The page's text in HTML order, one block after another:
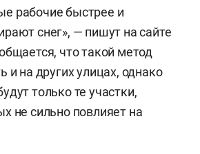
рабочие быстрее и
снег», — пишут на сайте
что такой метод
и на других улицах, однако
только те участки,
не сильно повлияет на